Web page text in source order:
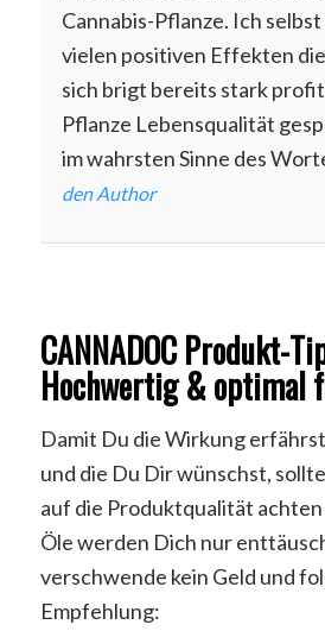
Cannabis-Pflanze. Ich
vielen positiven Effekten
sich brigt bereits stark
Pflanze Lebensqualität
im wahrsten Sinne des
den Author
CANNADOC Produkt-
Hochwertig & optimal
Damit Du die Wirkung
und die Du Dir wünschst,
auf die Produktqualität
Öle werden Dich nur
verschwende kein Geld und
Empfehlung: